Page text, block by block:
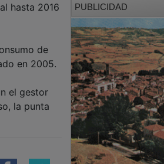
hasta 2016
de
en 2005.
el gestor
la punta
PUBLICIDAD